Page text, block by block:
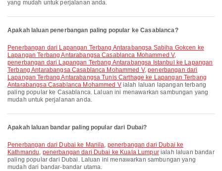
yang mudah untuk perjalanan anda.
Apakah laluan penerbangan paling popular ke Casablanca?
penerbangan dari Lapangan Terbang Antarabangsa Sabiha Gokcen ke
Lapangan Terbang Antarabangsa Casablanca Mohammed V,
penerbangan dari Lapangan Terbang Antarabangsa Istanbul ke Lapangan
Terbang Antarabangsa Casablanca Mohammed V,penerbangan dari
Lapangan Terbang Antarabangsa Tunis Carthage ke Lapangan Terbang
Antarabangsa Casablanca Mohammed Vialah laluan lapangan terbang
paling popular ke Casablanca. Laluan ini menawarkan sambungan yang
mudah untuk perjalanan anda.
Apakah laluan bandar paling popular dari Dubai?
penerbangan dari Dubai ke Manila, penerbangan dari Dubai ke
Kathmandu, penerbangan dari Dubai ke Kuala Lumpurialah laluan bandar
paling popular dari Dubai. Laluan ini menawarkan sambungan yang
mudah dari bandar-bandar utama.